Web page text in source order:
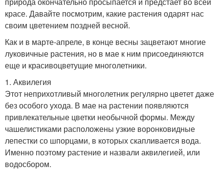
красе. Давайте посмотрим, какие растения одарят нас
своим цветением поздней весной.
Как и в марте-апреле, в конце весны зацветают многие
луковичные растения, но в мае к ним присоединяются
еще и красивоцветущие многолетники.
1. Аквилегия
Этот неприхотливый многолетник регулярно цветет даже
без особого ухода. В мае на растении появляются
привлекательные цветки необычной формы. Между
чашелистиками расположены узкие воронковидные
лепестки со шпорцами, в которых скапливается вода.
Именно поэтому растение и назвали аквилегией, или
водосбором.